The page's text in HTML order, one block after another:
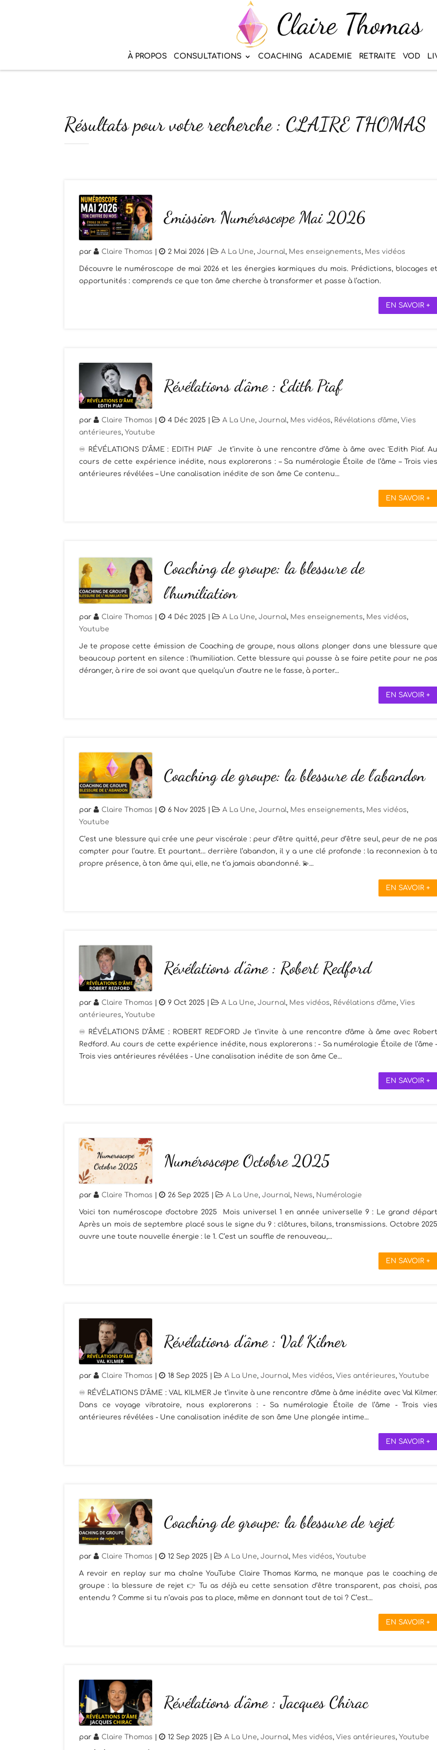
À PROPOS CONSULTATIONS COACHING ACADEMIE RETRAITE VOD
Résultats pour votre recherche : CLAIRE THOMAS
Emission Numéroscope Mai 2026
par Claire Thomas 2 Mai 2026 A La Une, Journal, Mes enseignements, Mes vidéos
Découvre le numéroscope de mai 2026 et les énergies karmiques du mois. Prédictions, blocages
opportunités : comprends ce que ton âme cherche à transformer et passe à l’action.
EN SAVOIR +
Révélations d’âme : Edith Piaf
par Claire Thomas 4 Déc 2025 A La Une, Journal, Mes vidéos, Révélations d'âme, Vies
antérieures, Youtube
♾️ RÉVÉLATIONS D’ÂME : EDITH PIAF Je t’invite à une rencontre d’âme à âme avec 'Edith Piaf.
cours de cette expérience inédite, nous explorerons : – Sa numérologie Étoile de l’âme – Trois
antérieures révélées – Une canalisation inédite de son âme Ce contenu...
EN SAVOIR +
Coaching de groupe: la blessure de
l’humiliation
par Claire Thomas 4 Déc 2025 A La Une, Journal, Mes enseignements, Mes vidéos,
Youtube
Je te propose cette émission de Coaching de groupe, nous allons plonger dans une blessure
beaucoup portent en silence : l’humiliation. Cette blessure qui pousse à se faire petite pour ne
déranger, à rire de soi avant que quelqu’un d’autre ne le fasse, à porter...
EN SAVOIR +
Coaching de groupe: la blessure de l’abandon
par Claire Thomas 6 Nov 2025 A La Une, Journal, Mes enseignements, Mes vidéos,
Youtube
C’est une blessure qui crée une peur viscérale : peur d’être quitté, peur d’être seul, peur de ne
compter pour l’autre. Et pourtant… derrière l’abandon, il y a une clé profonde : la reconnexion à
propre présence, à ton âme qui, elle, ne t’a jamais abandonné. 💫...
EN SAVOIR +
Révélations d’âme : Robert Redford
par Claire Thomas | 9 Oct 2025 | A La Une, Journal, Mes vidéos, Révélations d'âme, Vies
antérieures, Youtube
♾️ RÉVÉLATIONS D’ÂME : ROBERT REDFORD Je t’invite à une rencontre d'âme à âme avec
Redford. Au cours de cette expérience inédite, nous explorerons : - Sa numérologie Étoile de l’âme
Trois vies antérieures révélées - Une canalisation inédite de son âme Ce...
EN SAVOIR +
Numéroscope Octobre 2025
par Claire Thomas 26 Sep 2025 A La Une, Journal, News, Numérologie
Voici ton numéroscope d'octobre 2025 Mois universel 1 en année universelle 9 : Le grand
Après un mois de septembre placé sous le signe du 9 : clôtures, bilans, transmissions. Octobre
ouvre une toute nouvelle énergie : le 1. C’est un souffle de renouveau,...
EN SAVOIR +
Révélations d’âme : Val Kilmer
par Claire Thomas 18 Sep 2025 A La Une, Journal, Mes vidéos, Vies antérieures, Youtube
♾️ RÉVÉLATIONS D’ÂME : VAL KILMER Je t’invite à une rencontre d'âme à âme inédite avec Val
Dans ce voyage vibratoire, nous explorerons : - Sa numérologie Étoile de l’âme - Trois
antérieures révélées - Une canalisation inédite de son âme Une plongée intime...
EN SAVOIR +
Coaching de groupe: la blessure de rejet
par Claire Thomas 12 Sep 2025 A La Une, Journal, Mes vidéos, Youtube
A revoir en replay sur ma chaîne YouTube Claire Thomas Karma, ne manque pas le coaching
groupe : la blessure de rejet 👉 Tu as déjà eu cette sensation d’être transparent, pas choisi,
entendu ? Comme si tu n’avais pas ta place, même en donnant tout de toi ? C’est...
EN SAVOIR +
Révélations d’âme : Jacques Chirac
par Claire Thomas | 12 Sep 2025 | A La Une, Journal, Mes vidéos, Vies antérieures, Youtube